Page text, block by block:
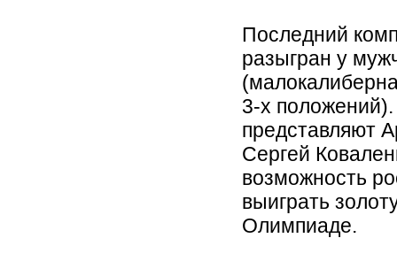
Последний
разыгран у
3-х
представляют
Сергей
возможность
выиграть
Олимпиаде.